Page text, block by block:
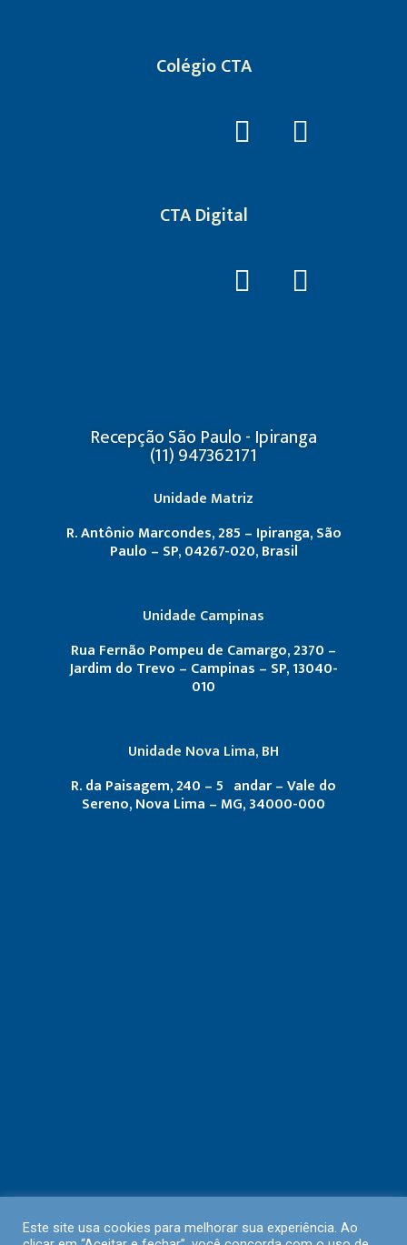
Colégio CTA
CTA Digital
Recepção São Paulo - Ipiranga
(11) 947362171
Unidade Matriz
R. Antônio Marcondes, 285 – Ipiranga, São
Paulo – SP, 04267-020, Brasil
Unidade Campinas
Rua Fernão Pompeu de Camargo, 2370 –
Jardim do Trevo – Campinas – SP, 13040-
010
Unidade Nova Lima, BH
R. da Paisagem, 240 – 5º andar – Vale do
Sereno, Nova Lima – MG, 34000-000
Este site usa cookies para melhorar sua experiência. Ao